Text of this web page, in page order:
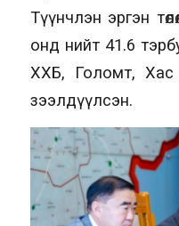
Түүнчлэн эргэн
онд нийт 41.6
ХХБ, Голомт, Хас
зээлдүүлсэн.